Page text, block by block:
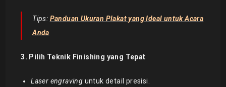
Tips: Panduan Ukuran Plakat yang Ideal untuk Acara
Anda
3. Pilih Teknik Finishing yang Tepat
Laser engraving untuk detail presisi.